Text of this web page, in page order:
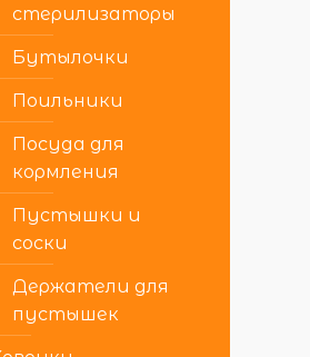
стерилизаторы
Бутылочки
Поильники
Посуда для
кормления
Пустышки и
соски
Держатели для
пустышек